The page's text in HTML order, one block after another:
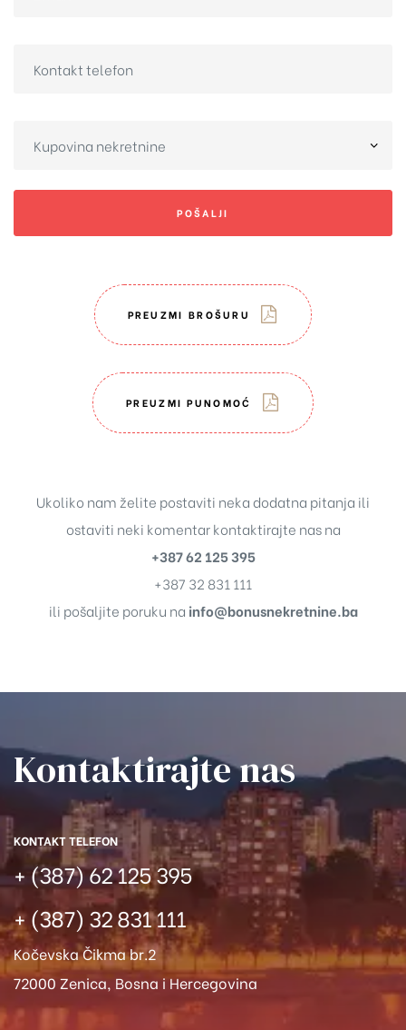
POŠALJI
PREUZMI BROŠURU
PREUZMI PUNOMOĆ
Ukoliko nam želite postaviti neka dodatna pitanja ili
ostaviti neki komentar kontaktirajte nas na
+387 62 125 395
+387 32 831 111
ili pošaljite poruku na info@bonusnekretnine.ba
Kontaktirajte nas​
KONTAKT TELEFON
+ (387) 62 125 395
+ (387) 32 831 111
Kočevska Čikma br.2
72000 Zenica, Bosna i Hercegovina